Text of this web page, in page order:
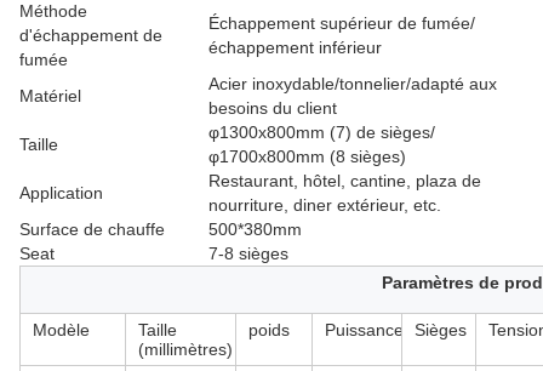
Méthode
d'échappement de
fumée
Échappement supérieur de fumée/
échappement inférieur
Matériel
Acier inoxydable/tonnelier/adapté aux
besoins du client
Taille
φ1300x800mm (7) de sièges/
φ1700x800mm (8 sièges)
Application
Restaurant, hôtel, cantine, plaza de
nourriture, diner extérieur, etc.
Surface de chauffe
500*380mm
Seat
7-8 sièges
Paramètres de
Modèle
Taille
(millimètres)
poids Puissance Sièges